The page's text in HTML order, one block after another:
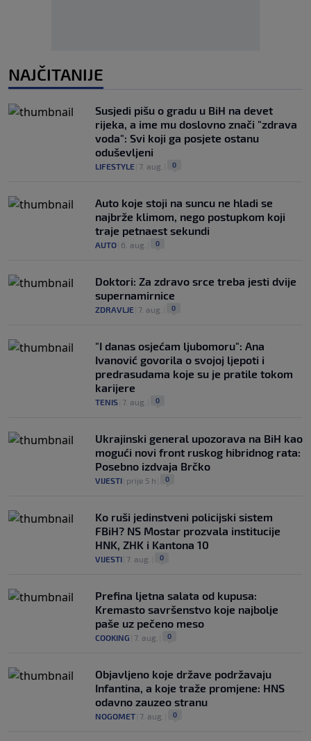
NAJČITANIJE
Susjedi pišu o gradu u BiH na devet
rijeka, a ime mu doslovno znači "zdrava
voda": Svi koji ga posjete ostanu
oduševljeni
LIFESTYLE 7. aug. 0
Auto koje stoji na suncu ne hladi se
najbrže klimom, nego postupkom koji
traje petnaest sekundi
AUTO 6. aug. 0
Doktori: Za zdravo srce treba jesti dvije
supernamirnice
ZDRAVLJE 7. aug. 0
"I danas osjećam ljubomoru": Ana
Ivanović govorila o svojoj ljepoti i
predrasudama koje su je pratile tokom
karijere
TENIS 7. aug. 0
Ukrajinski general upozorava na BiH kao
mogući novi front ruskog hibridnog rata:
Posebno izdvaja Brčko
VIJESTI prije 5 h 0
Ko ruši jedinstveni policijski sistem
FBiH? NS Mostar prozvala institucije
HNK, ZHK i Kantona 10
VIJESTI 7. aug. 0
Prefina ljetna salata od kupusa:
Kremasto savršenstvo koje najbolje
paše uz pečeno meso
COOKING 7. aug. 0
Objavljeno koje države podržavaju
Infantina, a koje traže promjene: HNS
odavno zauzeo stranu
NOGOMET 7. aug. 0